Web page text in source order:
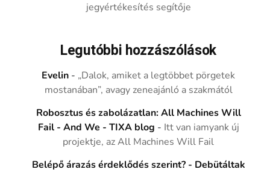
jegyértékesítés segítője
Legutóbbi hozzászólások
Evelin - „Dalok, amiket a legtöbbet pörgetek
mostanában”, avagy zeneajánló a szakmától
Robosztus és zabolázatlan: All Machines Will
Fail - And We - TIXA blog - Itt van iamyank új
projektje, az All Machines Will Fail
Belépő árazás érdeklődés szerint? - Debütáltak